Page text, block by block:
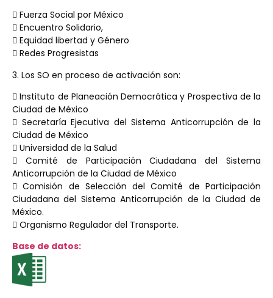
 Fuerza Social por México
 Encuentro Solidario,
 Equidad libertad y Género
 Redes Progresistas
3. Los SO en proceso de activación son:
 Instituto de Planeación Democrática y Prospectiva de la
Ciudad de México
 Secretaría Ejecutiva del Sistema Anticorrupción de la
Ciudad de México
 Universidad de la Salud
 Comité de Participación Ciudadana del Sistema
Anticorrupción de la Ciudad de México
 Comisión de Selección del Comité de Participación
Ciudadana del Sistema Anticorrupción de la Ciudad de
México.
 Organismo Regulador del Transporte.
Base de datos: